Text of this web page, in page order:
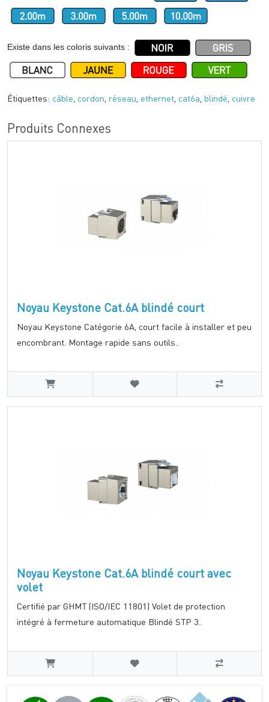
Existe dans les coloris suivants :
Étiquettes: câble cordon réseau ethernet cat6a blindé cuivre
Produits Connexes
Noyau Keystone Cat.6A blindé court
Noyau Keystone Catégorie 6A, court facile à installer et peu
encombrant. Montage rapide sans outils..
Noyau Keystone Cat.6A blindé court avec
volet
Certifié par GHMT (ISO/IEC 11801) Volet de protection
intégré à fermeture automatique Blindé STP 3..